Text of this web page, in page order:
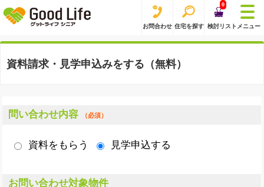
お問合わせ 住宅を探す
0
検討リスト メニュー
資料請求・見学申込みをする（無料）
問い合わせ内容 （必須）
資料をもらう 見学申込する
お問い合わせ対象物件